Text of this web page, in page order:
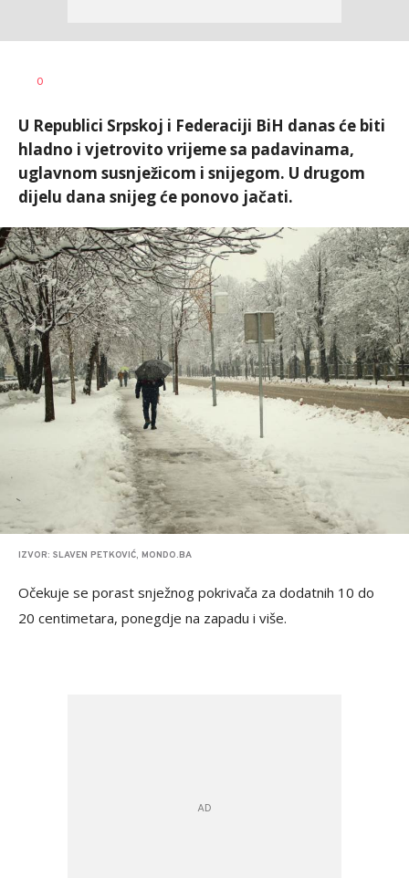
AUTOR
0
U Republici Srpskoj i Federaciji BiH danas će biti
hladno i vjetrovito vrijeme sa padavinama,
uglavnom susnježicom i snijegom. U drugom
dijelu dana snijeg će ponovo jačati.
IZVOR: SLAVEN PETKOVIĆ, MONDO.BA
Očekuje se porast snježnog pokrivača za dodatnih 10 do
20 centimetara, ponegdje na zapadu i više.